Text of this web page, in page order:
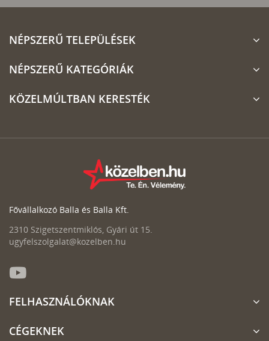
NÉPSZERŰ TELEPÜLÉSEK
NÉPSZERŰ KATEGÓRIÁK
KÖZELMÚLTBAN KERESTÉK
Fővállalkozó Balla és Balla Kft.
2310 Szigetszentmiklós, Gyári út 15.
ugyfelszolgalat@kozelben.hu
FELHASZNÁLÓKNAK
CÉGEKNEK